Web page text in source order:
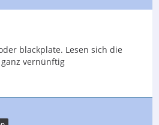
blackplate. Lesen sich die
vernünftig